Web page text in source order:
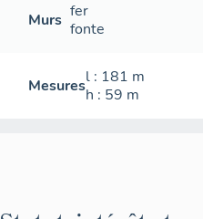
Murs fer
fonte
Mesuresl : 181 m
h : 59 m